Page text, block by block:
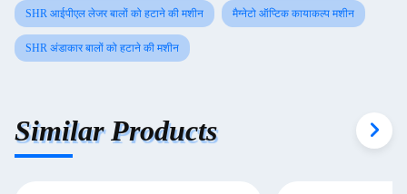
SHR आईपीएल लेजर बालों को हटाने की मशीन मैग्नेटो ऑप्टिक कायाकल्प मशीन
SHR अंडाकार बालों को हटाने की मशीन
Similar Products